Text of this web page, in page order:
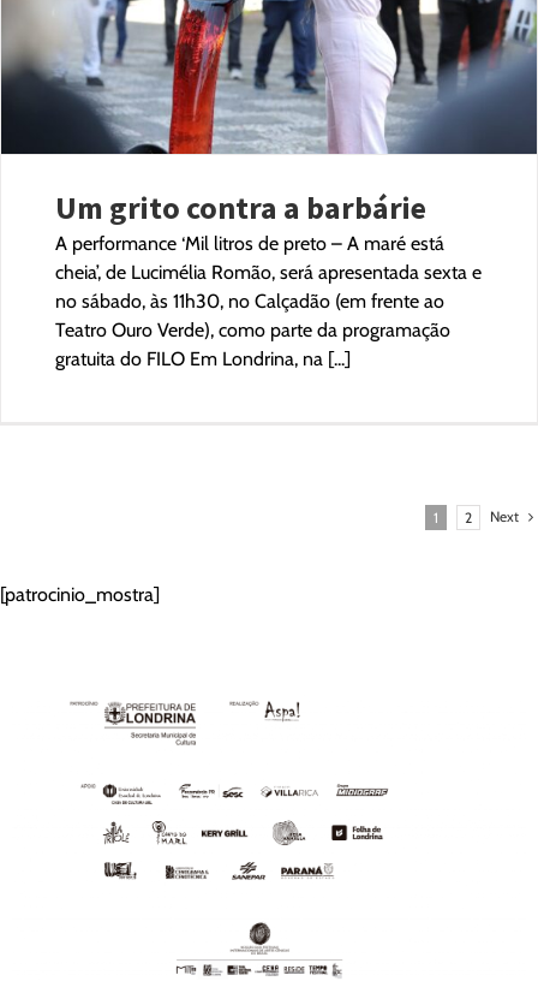
Um grito contra a barbárie
A performance ‘Mil litros de preto – A maré está
cheia’, de Lucimélia Romão, será apresentada sexta e
no sábado, às 11h30, no Calçadão (em frente ao
Teatro Ouro Verde), como parte da programação
gratuita do FILO Em Londrina, na [...]
1 2 Next
[patrocinio_mostra]